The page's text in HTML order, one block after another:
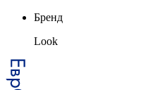
Бренд
Look